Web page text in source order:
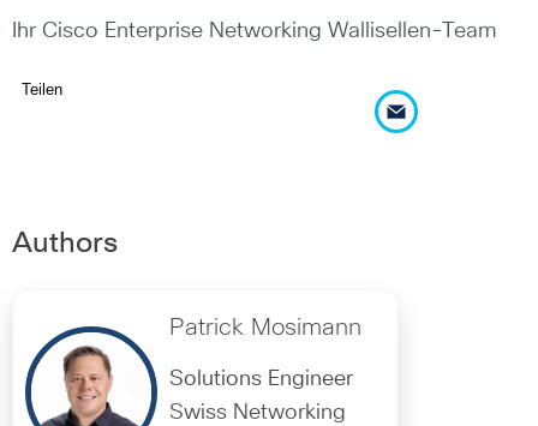
Ihr Cisco Enterprise Networking Wallisellen-Team
Teilen
Authors
Patrick Mosimann
Solutions Engineer
Swiss Networking